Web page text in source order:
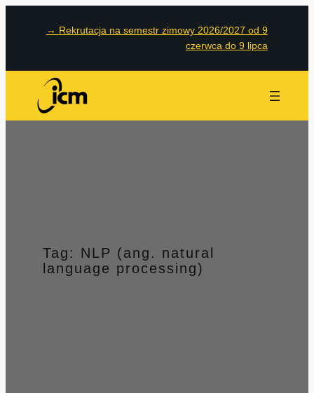
→ Rekrutacja na semestr zimowy 2026/2027 od 9
czerwca do 9 lipca
Tag: NLP (ang. natural
language processing)